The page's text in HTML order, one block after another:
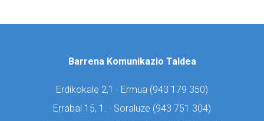
Barrena Komunikazio Taldea
Erdikokale 2,1 · Ermua (943 179 350)
Errabal 15, 1. · Soraluze (943 751 304)